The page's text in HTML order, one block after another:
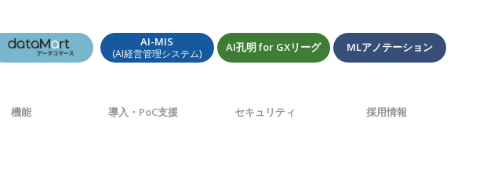
AI-MIS
(AI経営管理システム) AI孔明 for GXリーグ MLアノテーション
機能 導入・PoC支援 セキュリティ 採用情報